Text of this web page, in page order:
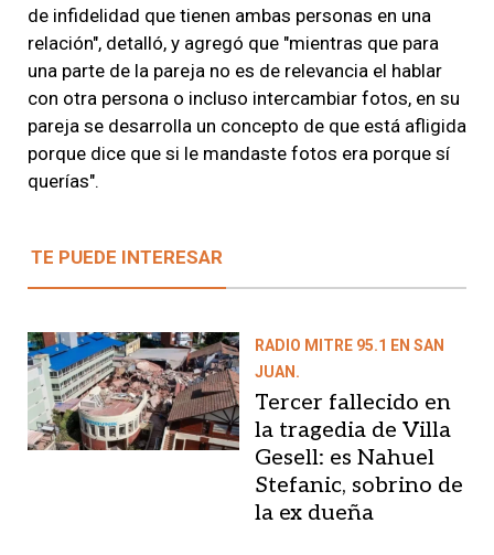
de infidelidad que tienen ambas personas en una
relación", detalló, y agregó que "mientras que para
una parte de la pareja no es de relevancia el hablar
con otra persona o incluso intercambiar fotos, en su
pareja se desarrolla un concepto de que está afligida
porque dice que si le mandaste fotos era porque sí
querías".
TE PUEDE INTERESAR
RADIO MITRE 95.1 EN SAN
JUAN.
Tercer fallecido en
la tragedia de Villa
Gesell: es Nahuel
Stefanic, sobrino de
la ex dueña